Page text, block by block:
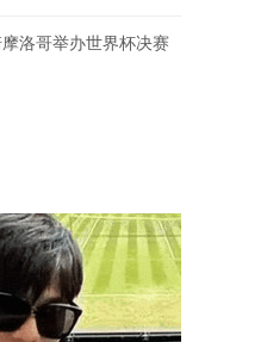
洛哥举办世界杯决赛